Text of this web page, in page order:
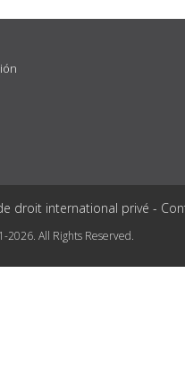
droit international privé -
2026. All Rights Reserved.